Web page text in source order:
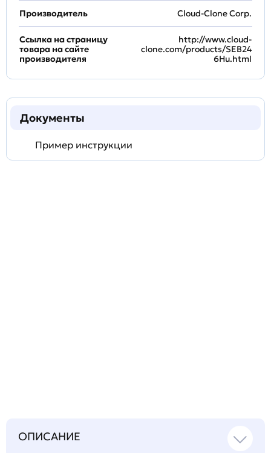
Производитель Cloud-Clone Corp.
Ссылка на страницу
товара на сайте
производителя
http://www.cloud-
clone.com/products/SEB24
6Hu.html
Документы
Пример инструкции
ОПИСАНИЕ